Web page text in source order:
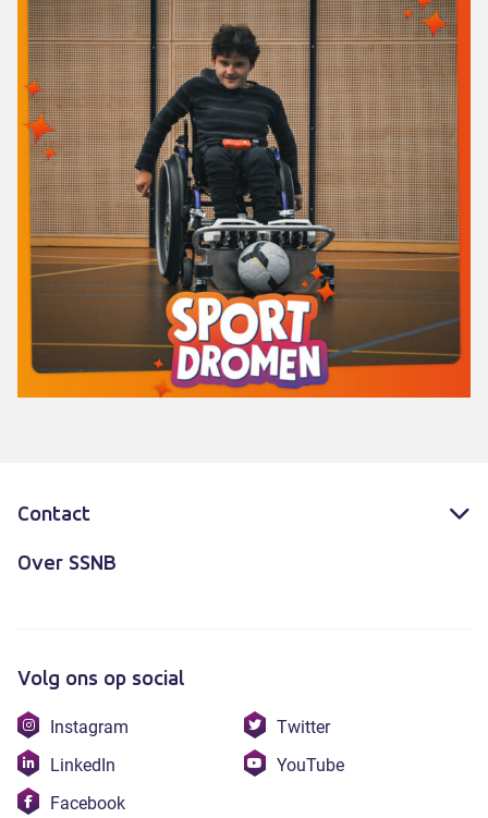
Contact
Over SSNB
Volg ons op social
Bezoek
onze
instagram
Instagram
Bezoek
onze
Twitter
Bezoek
onze
LinkedIn
Bezoek
YouTube
Bezoek
Facebook